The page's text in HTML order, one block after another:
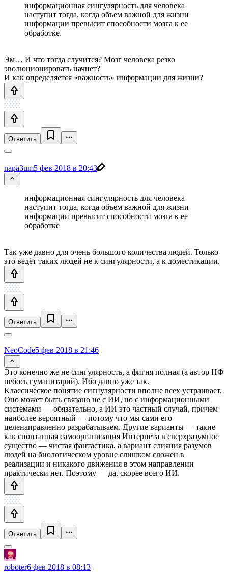
информационная сингулярность для человека
наступит тогда, когда объем важной для жизни
информации превысит способности мозга к ее
обработке.
Эм… И что тогда случится? Мозг человека резко
эволюционировать начнет?
И как определяется «важность» информации для жизни?
Ответить
napa3um5 фев 2018 в 20:43
информационная сингулярность для человека
наступит тогда, когда объем важной для жизни
информации превысит способности мозга к ее
обработке
Так уже давно для очень большого количества людей. Только
это ведёт таких людей не к сингулярности, а к доместикации.
Ответить
NeoCode5 фев 2018 в 21:46
Это конечно же не сингулярность, а фигня полная (а автор НФ
небось гуманитарий). Ибо давно уже так.
Классическое понятие сигнулярности вполне всех устраивает.
Оно может быть связано не с ИИ, но с информационными
системами — обязательно, а ИИ это частный случай, причем
наиболее вероятный — потому что мы сами его
целенаправленно разрабатываем. Другие варианты — такие
как спонтанная самоорганизация Интернета в сверхразумное
существо — чистая фантастика, а вариант слияния разумов
людей на биологическом уровне слишком сложен в
реализации и никакого движения в этом направлении
практически нет. Поэтому — да, скорее всего ИИ.
Ответить
roboter6 фев 2018 в 08:13